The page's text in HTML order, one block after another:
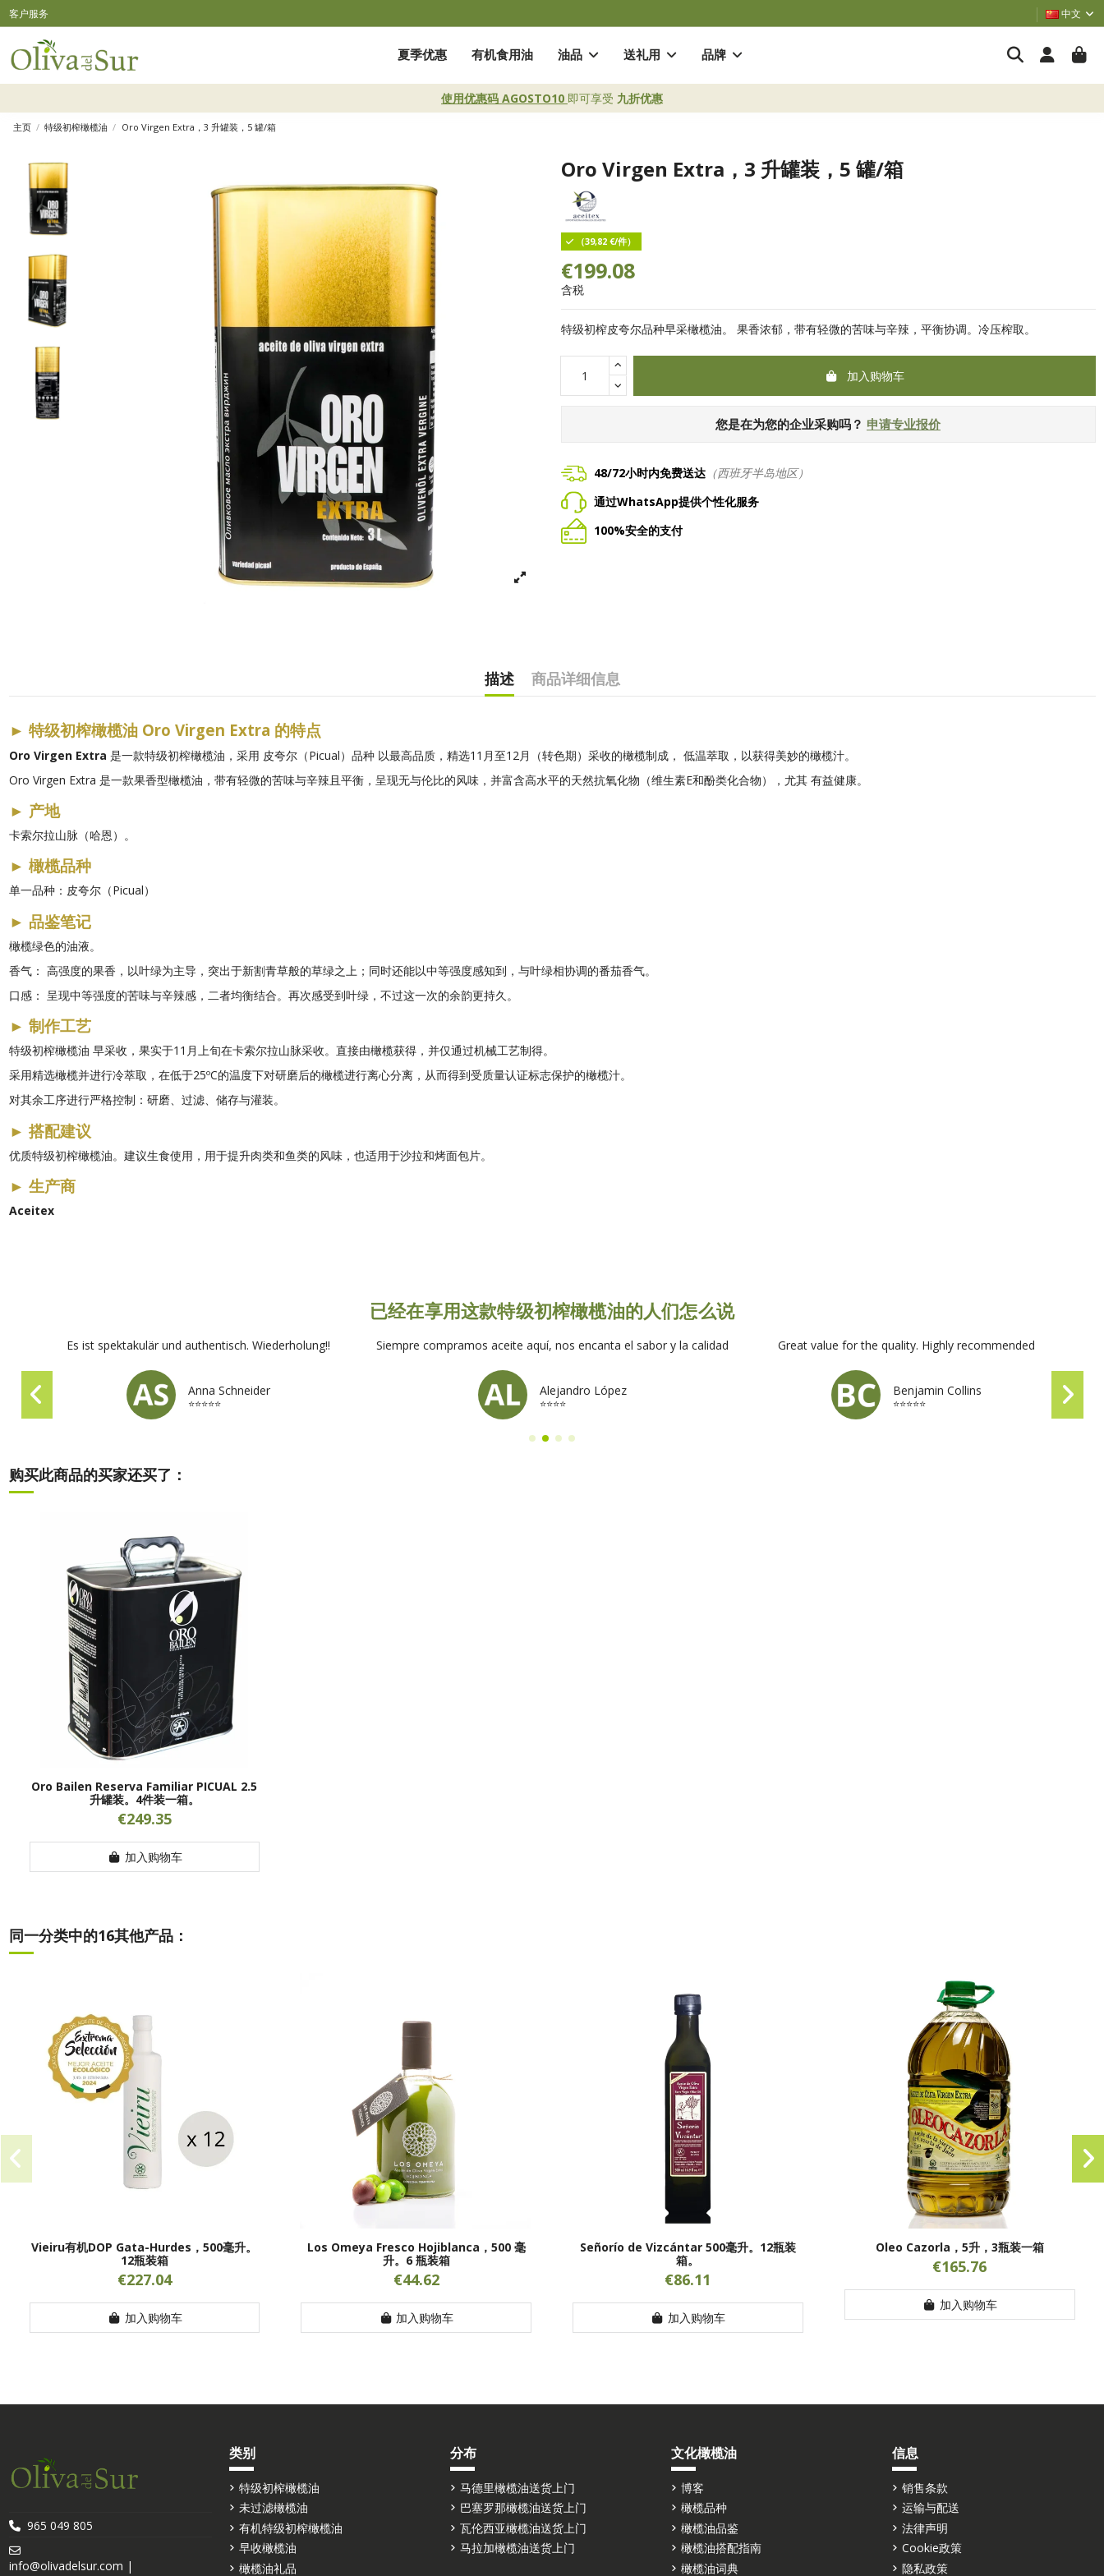
客户服务 中文
夏季优惠 有机食用油 油品 送礼用 品牌
使用优惠码 AGOSTO10 即可享受 九折优惠
主页 特级初榨橄榄油 Oro Virgen Extra，3 升罐装，5 罐/箱
Oro Virgen Extra，3 升罐装，5 罐/箱
（39,82 €/件）
€199.08
含税
特级初榨皮夸尔品种早采橄榄油。 果香浓郁，带有轻微的苦味与辛辣，平衡协调。冷压榨取。
加入购物车
您是在为您的企业采购吗？ 申请专业报价
48/72小时内免费送达（西班牙半岛地区）
通过WhatsApp提供个性化服务
100%安全的支付
描述 商品详细信息
► 特级初榨橄榄油 Oro Virgen Extra 的特点
Oro Virgen Extra 是一款特级初榨橄榄油，采用 皮夸尔（Picual）品种以最高品质，精选11月至12月（转色期）采收的橄榄制成， 低温萃取 ，以获得美妙的橄榄汁。
Oro Virgen Extra 是一款果香型橄榄油，带有轻微的苦味与辛辣且平衡，呈现无与伦比的风味，并富含高水平的天然抗氧化物（维生素E和酚类化合物），尤其 有益健康。
► 产地
卡索尔拉山脉（哈恩）。
► 橄榄品种
单一品种：皮夸尔（Picual）
► 品鉴笔记
橄榄绿色的油液。
香气： 高强度的果香，以叶绿为主导，突出于新割青草般的草绿之上；同时还能以中等强度感知到，与叶绿相协调的番茄香气。
口感： 呈现中等强度的苦味与辛辣感，二者均衡结合。再次感受到叶绿，不过这一次的余韵更持久。
► 制作工艺
特级初榨橄榄油 早采收 ，果实于11月上旬在卡索尔拉山脉采收。直接由橄榄获得，并仅通过机械工艺制得。
采用精选橄榄并进行冷萃取，在低于25ºC的温度下对研磨后的橄榄进行离心分离，从而得到受质量认证标志保护的橄榄汁。
对其余工序进行严格控制：研磨、过滤、储存与灌装。
► 搭配建议
优质特级初榨橄榄油。建议生食使用，用于提升肉类和鱼类的风味，也适用于沙拉和烤面包片。
► 生产商
Aceitex
已经在享用这款特级初榨橄榄油的人们怎么说
Es ist spektakulär und authentisch. Wiederholung!!
Anna Schneider
⭐⭐⭐⭐⭐
Siempre compramos aceite aquí, nos encanta el sabor y la calidad
Alejandro López
⭐⭐⭐⭐
Great value for the quality. Highly recommended
Benjamin Collins
⭐⭐⭐⭐⭐
购买此商品的买家还买了：
Oro Bailen Reserva Familiar PICUAL 2.5
升罐装。4件装一箱。
€249.35
加入购物车
同一分类中的16其他产品：
Vieiru有机DOP Gata-Hurdes，500毫升。
12瓶装箱
€227.04
加入购物车
Los Omeya Fresco Hojiblanca，500 毫
升。6 瓶装箱
€44.62
加入购物车
Señorío de Vizcántar 500毫升。12瓶装
箱。
€86.11
加入购物车
Oleo Cazorla，5升，3瓶装一箱
€165.76
加入购物车
965 049 805
info@olivadelsur.com |
类别
特级初榨橄榄油
未过滤橄榄油
有机特级初榨橄榄油
早收橄榄油
橄榄油礼品
分布
马德里橄榄油送货上门
巴塞罗那橄榄油送货上门
瓦伦西亚橄榄油送货上门
马拉加橄榄油送货上门
文化橄榄油
博客
橄榄品种
橄榄油品鉴
橄榄油搭配指南
橄榄油词典
信息
销售条款
运输与配送
法律声明
Cookie政策
隐私政策